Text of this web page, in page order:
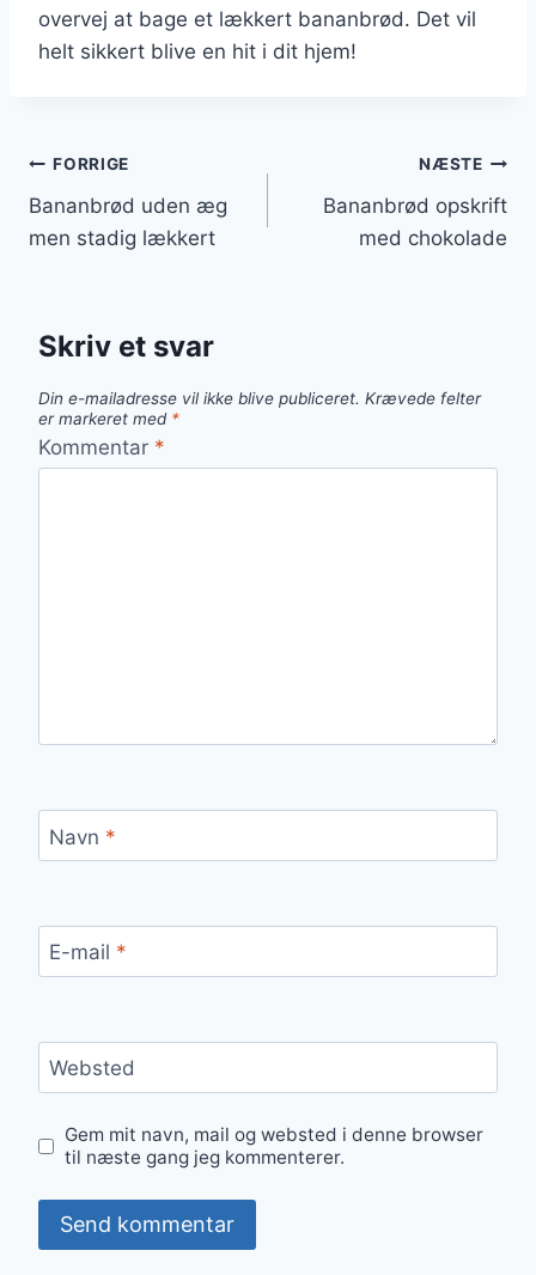
overvej at bage et lækkert bananbrød. Det vil
helt sikkert blive en hit i dit hjem!
Indlægsnavigation
FORRIGE
Bananbrød uden æg
men stadig lækkert
NÆSTE
Bananbrød opskrift
med chokolade
Skriv et svar
Din e-mailadresse vil ikke blive publiceret. Krævede felter
er markeret med *
Kommentar *
Navn *
E-mail *
Websted
Gem mit navn, mail og websted i denne browser
til næste gang jeg kommenterer.